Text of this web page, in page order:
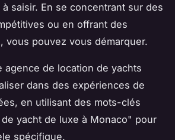
saisir. En se concentrant sur des
ou en offrant des
vous pouvez vous démarquer.
agence de location de yachts
dans des expériences de
en utilisant des mots-clés
yacht de luxe à Monaco" pour
spécifique.